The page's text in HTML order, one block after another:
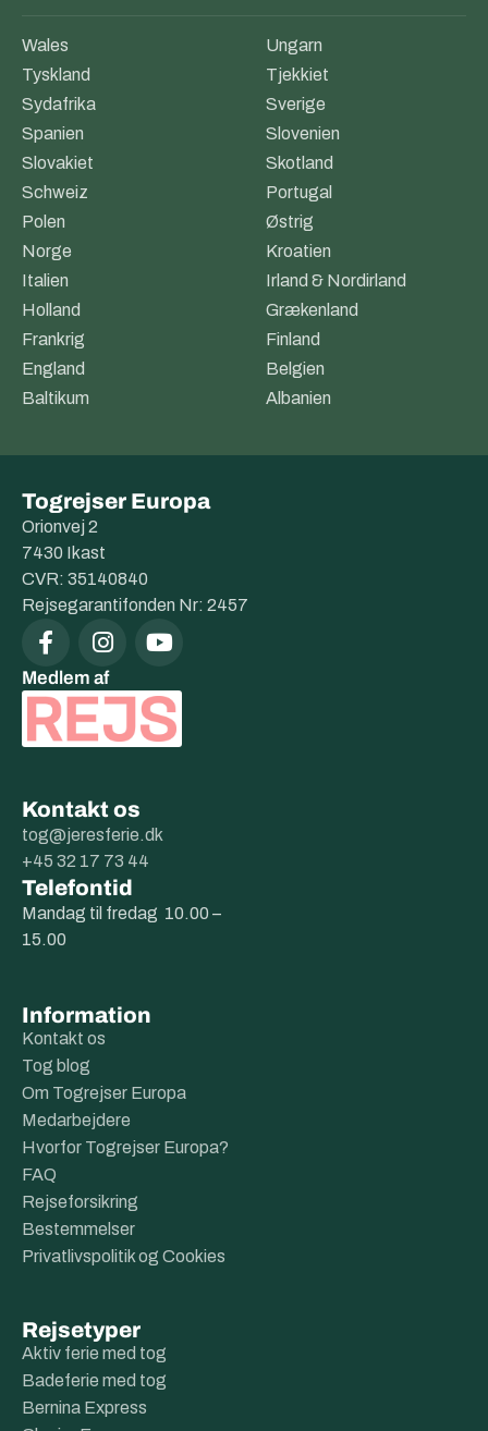
Wales
Ungarn
Tyskland
Tjekkiet
Sydafrika
Sverige
Spanien
Slovenien
Slovakiet
Skotland
Schweiz
Portugal
Polen
Østrig
Norge
Kroatien
Italien
Irland & Nordirland
Holland
Grækenland
Frankrig
Finland
England
Belgien
Baltikum
Albanien
Togrejser Europa
Orionvej 2
7430 Ikast
CVR: 35140840
Rejsegarantifonden Nr: 2457
Medlem af
Kontakt os
tog@jeresferie.dk
+45 32 17 73 44
Telefontid
Mandag til fredag 10.00 –
15.00
Information
Kontakt os
Tog blog
Om Togrejser Europa
Medarbejdere
Hvorfor Togrejser Europa?
FAQ
Rejseforsikring
Bestemmelser
Privatlivspolitik og Cookies
Rejsetyper
Aktiv ferie med tog
Badeferie med tog
Bernina Express